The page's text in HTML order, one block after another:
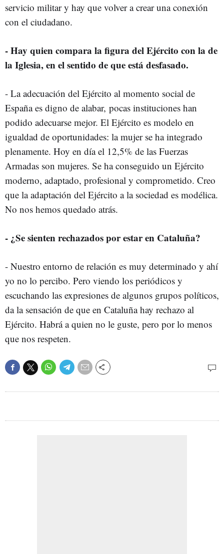
servicio militar y hay que volver a crear una conexión
con el ciudadano.
- Hay quien compara la figura del Ejército con la de
la Iglesia, en el sentido de que está desfasado.
- La adecuación del Ejército al momento social de
España es digno de alabar, pocas instituciones han
podido adecuarse mejor. El Ejército es modelo en
igualdad de oportunidades: la mujer se ha integrado
plenamente. Hoy en día el 12,5% de las Fuerzas
Armadas son mujeres. Se ha conseguido un Ejército
moderno, adaptado, profesional y comprometido. Creo
que la adaptación del Ejército a la sociedad es modélica.
No nos hemos quedado atrás.
- ¿Se sienten rechazados por estar en Cataluña?
- Nuestro entorno de relación es muy determinado y ahí
yo no lo percibo. Pero viendo los periódicos y
escuchando las expresiones de algunos grupos políticos,
da la sensación de que en Cataluña hay rechazo al
Ejército. Habrá a quien no le guste, pero por lo menos
que nos respeten.